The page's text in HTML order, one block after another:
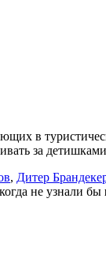
в
за детишками
, Дитер
не узнали бы